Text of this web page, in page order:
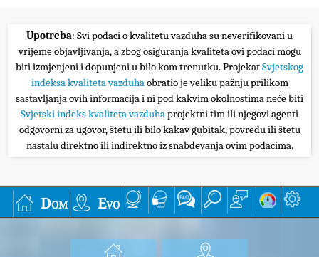
Upotreba: Svi podaci o kvalitetu vazduha su neverifikovani u
vrijeme objavljivanja, a zbog osiguranja kvaliteta ovi podaci mogu
biti izmjenjeni i dopunjeni u bilo kom trenutku. ProjekatSvjetskog
indeksa kvaliteta vazduhaobratio je veliku pažnju prilikom
sastavljanja ovih informacija i ni pod kakvim okolnostima neće biti
Svjetski indeks kvaliteta vazduhaprojektni tim ili njegovi agenti
odgovorni za ugovor, štetu ili bilo kakav gubitak, povredu ili štetu
nastalu direktno ili indirektno iz snabdevanja ovim podacima.
Dom Evo